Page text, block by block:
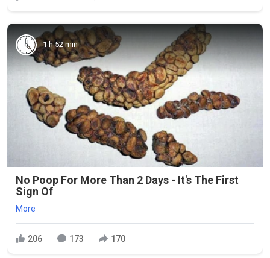
1 h 52 min
No Poop For More Than 2 Days - It's The First
Sign Of
More
206 173 170